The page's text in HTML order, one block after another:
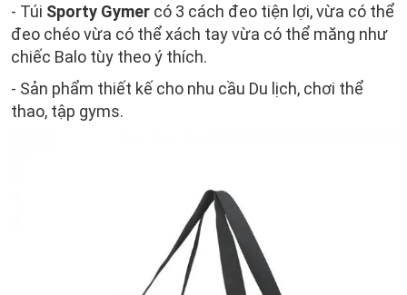
- Túi Sporty Gymer có 3 cách đeo tiện lợi, vừa có thể
đeo chéo vừa có thể xách tay vừa có thể măng như
chiếc Balo tùy theo ý thích.
- Sản phẩm thiết kế cho nhu cầu Du lịch, chơi thể
thao, tập gyms.